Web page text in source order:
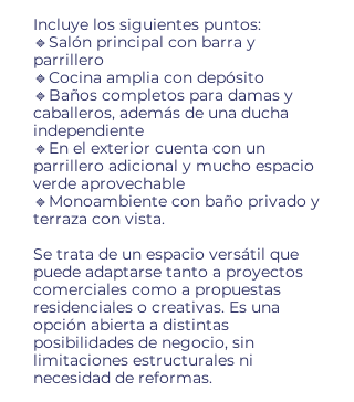
Incluye los siguientes puntos:
🔹Salón principal con barra y
parrillero
🔹Cocina amplia con depósito
🔹Baños completos para damas y
caballeros, además de una ducha
independiente
🔹En el exterior cuenta con un
parrillero adicional y mucho espacio
verde aprovechable
🔹Monoambiente con baño privado y
terraza con vista.
Se trata de un espacio versátil que
puede adaptarse tanto a proyectos
comerciales como a propuestas
residenciales o creativas. Es una
opción abierta a distintas
posibilidades de negocio, sin
limitaciones estructurales ni
necesidad de reformas.